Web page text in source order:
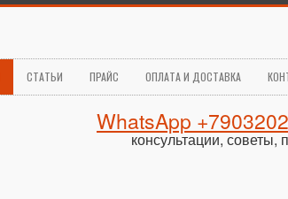
СТАТЬИ ПРАЙС ОПЛАТА И ДОСТАВКА
WhatsApp
консультации, советы,